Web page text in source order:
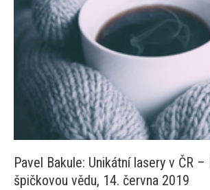
Pavel Bakule: Unikátní lasery v ČR
špičkovou vědu, 14. června 2019